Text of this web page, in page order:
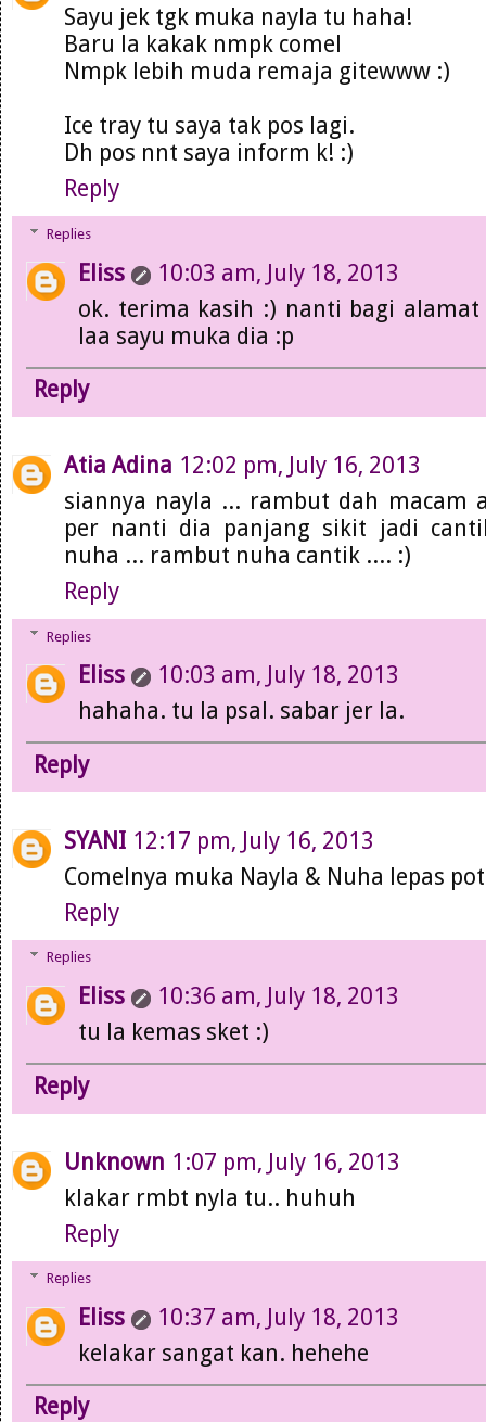
Sayu jek tgk muka nayla tu haha!
Baru la kakak nmpk comel
Nmpk lebih muda remaja gitewww :)
Ice tray tu saya tak pos lagi.
Dh pos nnt saya inform k! :)
Reply
Replies
Eliss
10:03 am, July 18, 2013
ok. terima kasih :) nanti bagi
laa sayu muka dia :p
Reply
Atia Adina 12:02 pm, July 16, 2013
siannya nayla ... rambut dah macam
per nanti dia panjang sikit jadi
nuha ... rambut nuha cantik .... :)
Reply
Replies
Eliss
10:03 am, July 18, 2013
hahaha. tu la psal. sabar jer la.
Reply
SYANI 12:17 pm, July 16, 2013
Comelnya muka Nayla & Nuha lepas
Reply
Replies
Eliss
10:36 am, July 18, 2013
tu la kemas sket :)
Reply
Unknown 1:07 pm, July 16, 2013
klakar rmbt nyla tu.. huhuh
Reply
Replies
Eliss
10:37 am, July 18, 2013
kelakar sangat kan. hehehe
Reply